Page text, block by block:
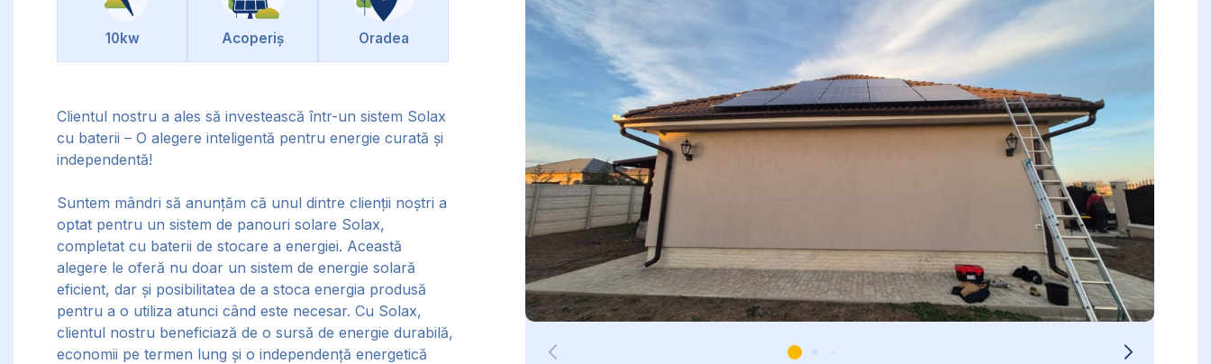
10kw Acoperiș Oradea
Clientul nostru a ales să investească într-un sistem Solax
cu baterii – O alegere inteligentă pentru energie curată și
independentă!
Suntem mândri să anunțăm că unul dintre clienții noștri a
optat pentru un sistem de panouri solare Solax,
completat cu baterii de stocare a energiei. Această
alegere le oferă nu doar un sistem de energie solară
eficient, dar și posibilitatea de a stoca energia produsă
pentru a o utiliza atunci când este necesar. Cu Solax,
clientul nostru beneficiază de o sursă de energie durabilă,
economii pe termen lung și o independență energetică